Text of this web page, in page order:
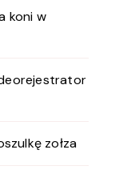
koni w
zołza